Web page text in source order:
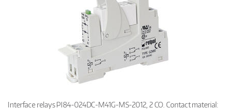
Interface relays PI84-024DC-M41G-MS-2012, 2 CO. Contact material: